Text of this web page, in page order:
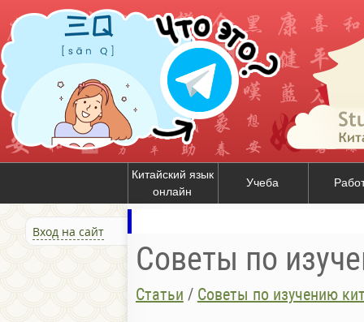
Китайский язык
онлайн
Учеба
Вход на сайт
Советы по
Статьи / Советы по изучению